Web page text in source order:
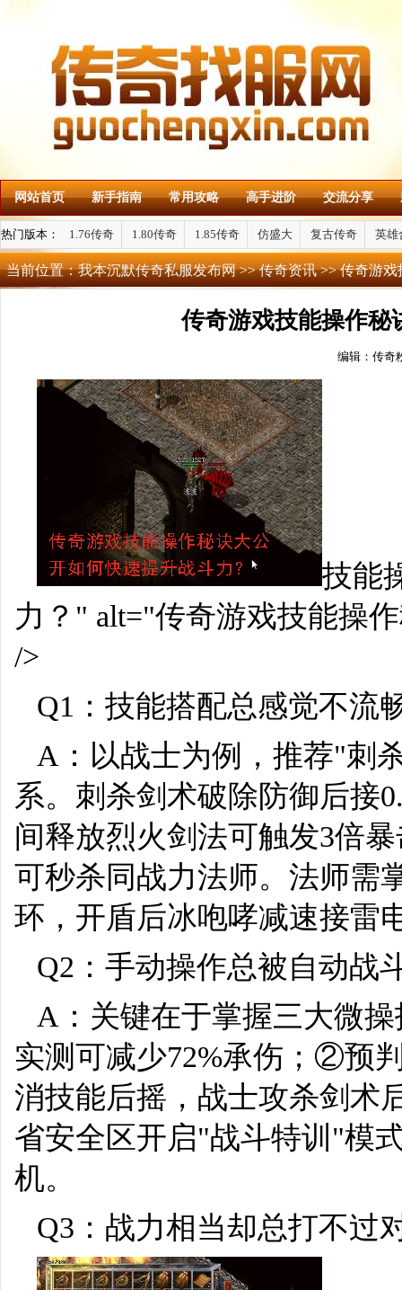
网站首页 新手指南 常用攻略 高手进阶 交流分享
热门版本： 1.76传奇 1.80传奇 1.85传奇 仿盛大 复古传奇 英雄
当前位置：我本沉默传奇私服发布网>>传奇资讯>> 传奇游戏
传奇游戏技能操作秘
编辑：传奇
技能
力？" alt="传奇游戏技能操
/>
Q1：技能搭配总感觉不流
A：以战士为例，推荐"刺
系。刺杀剑术破除防御后接
间释放烈火剑法可触发3倍
可秒杀同战力法师。法师需
环，开盾后冰咆哮减速接雷
Q2：手动操作总被自动战
A：关键在于掌握三大微
实测可减少72%承伤；②预
消技能后摇，战士攻杀剑术
省安全区开启"战斗特训"模
机。
Q3：战力相当却总打不过